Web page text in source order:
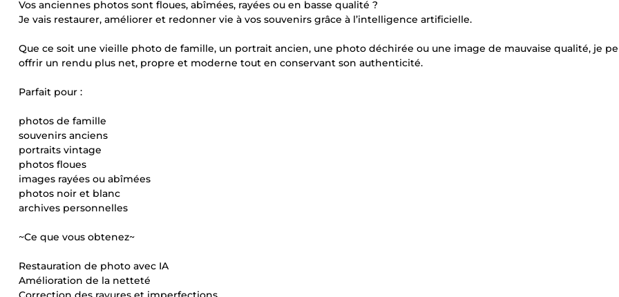
Vos anciennes photos sont floues, abîmées, rayées ou en basse qualité ?
Je vais restaurer, améliorer et redonner vie à vos souvenirs grâce à l’intelligence artificielle.
Que ce soit une vieille photo de famille, un portrait ancien, une photo déchirée ou une image de mauvaise qualité, je
offrir un rendu plus net, propre et moderne tout en conservant son authenticité.
Parfait pour :
photos de famille
souvenirs anciens
portraits vintage
photos floues
images rayées ou abîmées
photos noir et blanc
archives personnelles
~Ce que vous obtenez~
Restauration de photo avec IA
Amélioration de la netteté